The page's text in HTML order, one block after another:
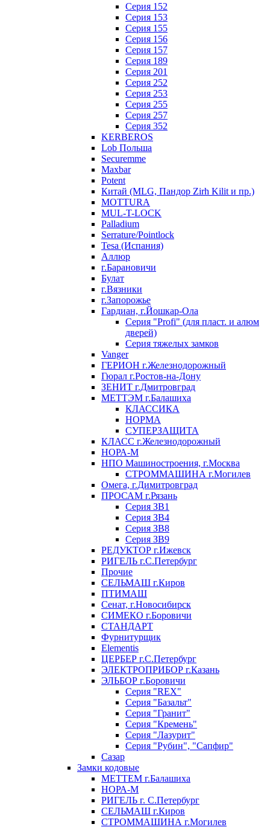
Серия 152
Серия 153
Серия 155
Серия 156
Серия 157
Серия 189
Серия 201
Серия 252
Серия 253
Серия 255
Серия 257
Серия 352
KERBEROS
Lob Польша
Securemme
Maxbar
Potent
Китай (MLG, Пандор Zirh Kilit и пр.)
MOTTURA
MUL-T-LOCK
Palladium
Serrature/Pointlock
Tesa (Испания)
Аллюр
г.Барановичи
Булат
г.Вязники
г.Запорожье
Гардиан, г.Йошкар-Ола
Серия "Profi" (для пласт. и алюм
дверей)
Серия тяжелых замков
Vanger
ГЕРИОН г.Железнодорожный
Гюрал г.Ростов-на-Дону
ЗЕНИТ г.Дмитровград
МЕТТЭМ г.Балашиха
КЛАССИКА
НОРМА
СУПЕРЗАЩИТА
КЛАСС г.Железнодорожный
НОРА-М
НПО Машиностроения, г.Москва
СТРОММАШИНА г.Могилев
Омега, г.Димитровград
ПРОСАМ г.Рязань
Серия ЗВ1
Серия ЗВ4
Серия ЗВ8
Серия ЗВ9
РЕДУКТОР г.Ижевск
РИГЕЛЬ г.С.Петербург
Прочие
СЕЛЬМАШ г.Киров
ПТИМАШ
Сенат, г.Новосибирск
СИМЕКО г.Боровичи
СТАНДАРТ
Фурнитурщик
Elementis
ЦЕРБЕР г.С.Петербург
ЭЛЕКТРОПРИБОР г.Казань
ЭЛЬБОР г.Боровичи
Серия "REX"
Серия "Базальт"
Серия "Гранит"
Серия "Кремень"
Серия "Лазурит"
Серия "Рубин", "Сапфир"
Сазар
Замки кодовые
МЕТТЕМ г.Балашиха
НОРА-М
РИГЕЛЬ г. С.Петербург
СЕЛЬМАШ г.Киров
СТРОММАШИНА г.Могилев